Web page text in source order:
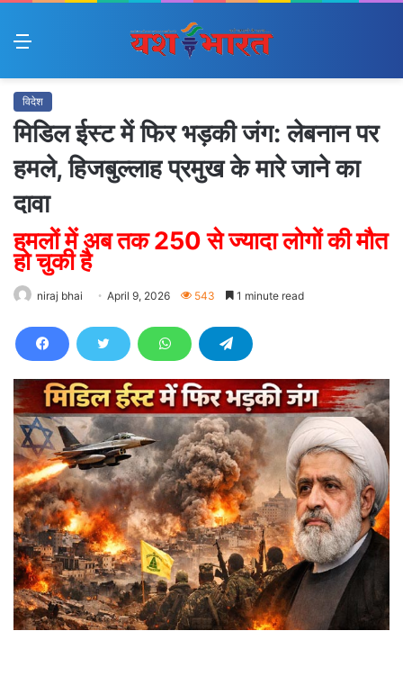
Menu
विदेश
मिडिल ईस्ट में फिर भड़की जंग: लेबनान पर
हमले, हिजबुल्लाह प्रमुख के मारे जाने का
दावा
हमलों में अब तक 250 से ज्यादा लोगों की मौत
हो चुकी है
niraj bhai April 9, 2026 543 1 minute read